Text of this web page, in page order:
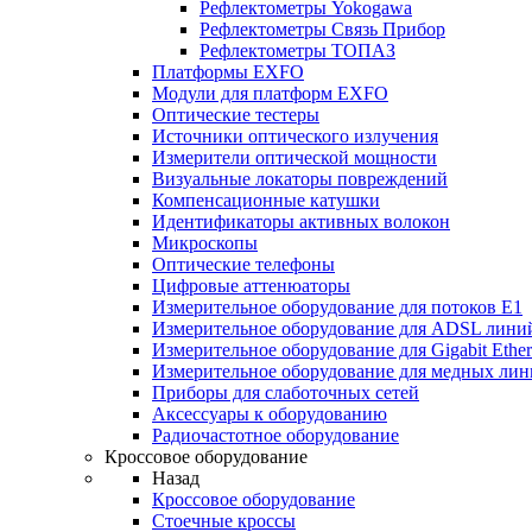
Рефлектометры Yokogawa
Рефлектометры Связь Прибор
Рефлектометры ТОПАЗ
Платформы EXFO
Модули для платформ EXFO
Оптические тестеры
Источники оптического излучения
Измерители оптической мощности
Визуальные локаторы повреждений
Компенсационные катушки
Идентификаторы активных волокон
Микроскопы
Оптические телефоны
Цифровые аттенюаторы
Измерительное оборудование для потоков Е1
Измерительное оборудование для ADSL
Измерительное оборудование для Gigabit
Измерительное оборудование для медных
Приборы для слаботочных сетей
Аксессуары к оборудованию
Радиочастотное оборудование
Кроссовое оборудование
Назад
Кроссовое оборудование
Стоечные кроссы